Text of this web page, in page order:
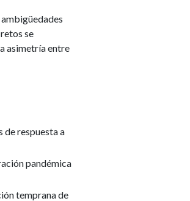
se
asimetría entre
de respuesta a
pandémica
temprana de